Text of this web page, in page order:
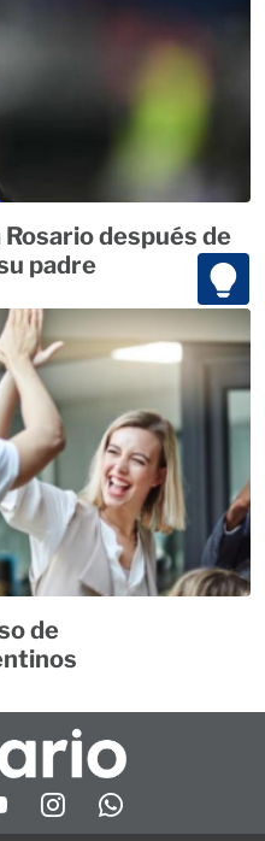
después de
padre
de